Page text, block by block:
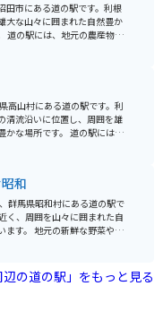
田市にある道の駅です。利根
大な山々に囲まれた自然豊か
ストラン、休憩所などが併
の食材を使った料理を楽し
ので安心です。周辺には、尾
など、風光明媚なツーリング
か
高山村にある道の駅です。利
清流沿いに位置し、周囲を雄
す。 道の駅には、
所や、地元の食材を使った
併設されている「中山ふる
や文化について学ぶことがで
ます。周辺には、尾瀬や日光
充実しており、休憩場所と
名産品である「中山そば」を
和
群馬県昭和村にある道の駅で
ます。 地元の新鮮な野菜や山
いる農産物直売所が人気で
、併設されてい
では、昔の農家の暮らしを体
辺の道の駅」をもっと見る